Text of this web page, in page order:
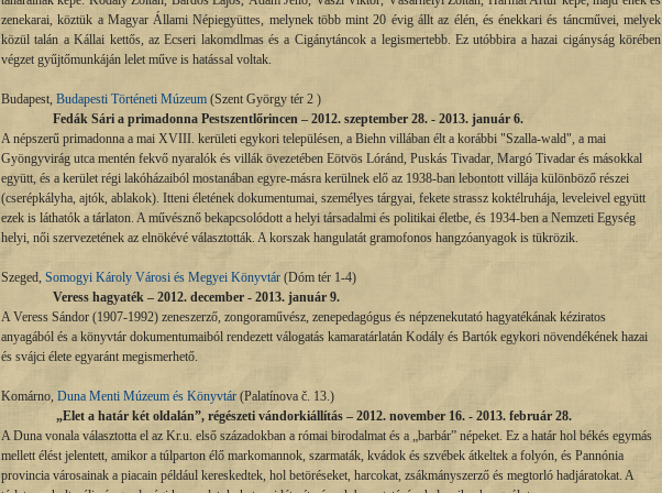
zenekarai, köztük a Magyar Állami Népiegyüttes, melynek több mint 20 évig állt az élén, és énekkari és táncművei, melyek
közül talán a Kállai kettős, az Ecseri lakomdlmas és a Cigánytáncok a legismertebb. Ez utóbbira a hazai cigányság körében
végzet gyűjtőmunkáján lelet műve is hatással voltak.
Budapest, Budapesti Történeti Múzeum (Szent György tér 2 )
Fedák Sári a primadonna Pestszentlőrincen – 2012. szeptember 28. - 2013. január 6.
A népszerű primadonna a mai XVIII. kerületi egykori településen, a Biehn villában élt a korábbi "Szalla-wald", a mai
Gyöngyvirág utca mentén fekvő nyaralók és villák övezetében Eötvös Lóránd, Puskás Tivadar, Margó Tivadar és másokkal
együtt, és a kerület régi lakóházaiból mostanában egyre-másra kerülnek elő az 1938-ban lebontott villája különböző részei
(cserépkályha, ajtók, ablakok). Itteni életének dokumentumai, személyes tárgyai, fekete strassz koktélruhája, leveleivel együtt
ezek is láthatók a tárlaton. A művésznő bekapcsolódott a helyi társadalmi és politikai életbe, és 1934-ben a Nemzeti Egység
helyi, női szervezetének az elnökévé választották. A korszak hangulatát gramofonos hangzóanyagok is tükrözik.
Szeged, Somogyi Károly Városi és Megyei Könyvtár (Dóm tér 1-4)
Veress hagyaték– 2012. december -2013. január 9.
A Veress Sándor (1907-1992) zeneszerző, zongoraművész, zenepedagógus és népzenekutató hagyatékának kéziratos
anyagából és a könyvtár dokumentumaiból rendezett válogatás kamaratárlatán Kodály és Bartók egykori növendékének hazai
és svájci élete egyaránt megismerhető.
Komárno, Duna Menti Múzeum és Könyvtár (Palatínova č. 13.)
„Elet a határ két oldalán”, régészeti vándorkiállítás – 2012. november 16. - 2013. február 28.
A Duna vonala választotta el az Kr.u. első századokban a római birodalmat és a „barbár” népeket. Ez a határ hol békés egymás
mellett élést jelentett, amikor a túlparton élő markomannok, szarmaták, kvádok és szvébek átkeltek a folyón, és Pannónia
provincia városainak a piacain például kereskedtek, hol betöréseket, harcokat, zsákmányszerző és megtorló hadjáratokat. A